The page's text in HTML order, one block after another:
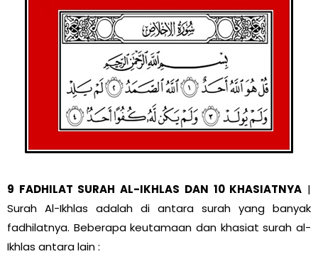
9 FADHILAT SURAH AL-IKHLAS DAN 10 KHASIATNYA |
Surah Al-Ikhlas adalah di antara surah yang banyak
fadhilatnya. Beberapa keutamaan dan khasiat surah al-
Ikhlas antara lain :